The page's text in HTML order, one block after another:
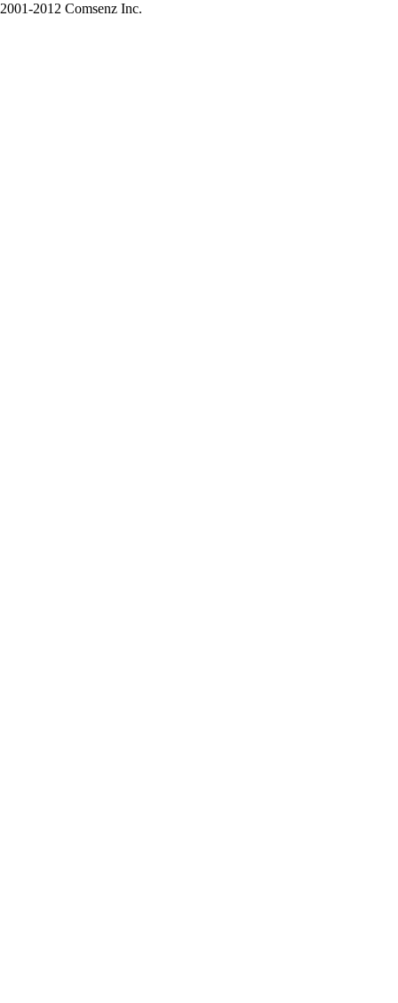
2001-2012 Comsenz Inc.